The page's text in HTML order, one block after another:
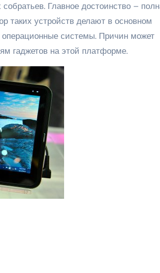
таких устройств делают в основном
системы. Причин может
гаджетов на этой платформе.